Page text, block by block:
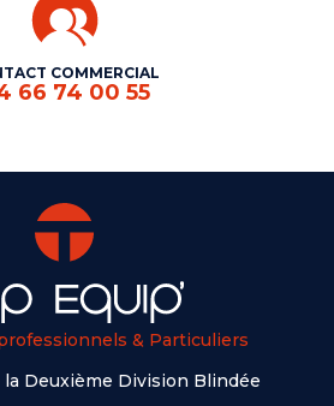
COMMERCIAL
66 74 00 55
& Particuliers
Deuxième Division Blindée